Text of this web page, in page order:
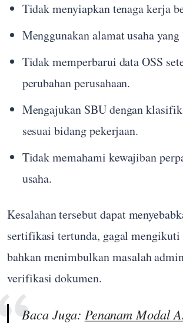
Tidak menyiapkan tenaga kerja
Menggunakan alamat usaha yang
Tidak memperbarui data OSS
perubahan perusahaan.
Mengajukan SBU dengan
sesuai bidang pekerjaan.
Tidak memahami kewajiban
usaha.
Kesalahan tersebut dapat
sertifikasi tertunda, gagal mengikuti
bahkan menimbulkan masalah
verifikasi dokumen.
Baca Juga: Penanam Modal